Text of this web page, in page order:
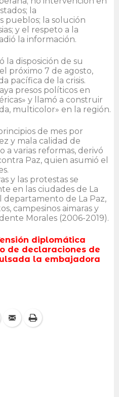
la
pueblos; la solución
y el respeto a la
la información.
la disposición de su
próximo 7 de agosto,
pacífica de la crisis.
presos políticos en
y llamó a construir
multicolor» en la región.
de mes por
y mala calidad de
a varias reformas, derivó
Paz, quien asumió el
y las protestas se
en las ciudades de La
departamento de La Paz,
campesinos aimaras y
Morales (2006-2019).
diplomática
de declaraciones de
la embajadora